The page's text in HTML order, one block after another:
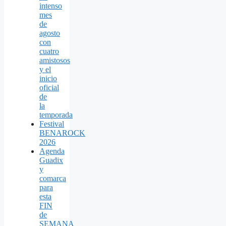
intenso
mes
de
agosto
con
cuatro
amistosos
y el
inicio
oficial
de
la
temporada
Festival
BENAROCK
2026
Agenda
Guadix
y
comarca
para
esta
FIN
de
SEMANA